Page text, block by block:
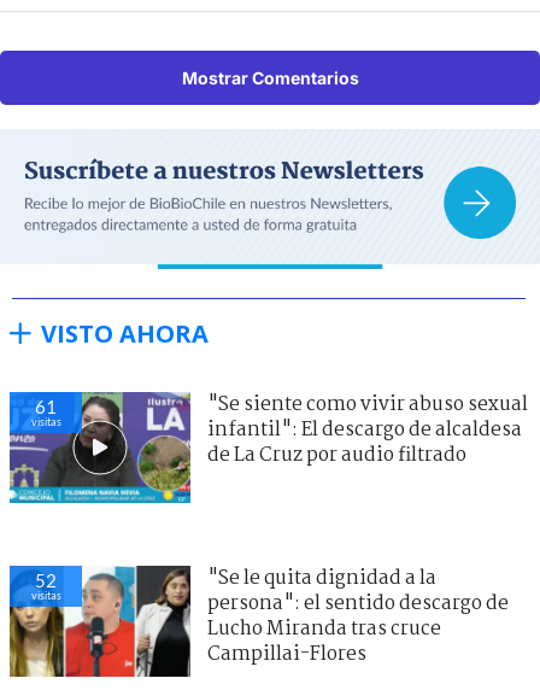
Mostrar Comentarios
VISTO AHORA
61
visitas
"Se siente como vivir abuso sexual
infantil": El descargo de alcaldesa
de La Cruz por audio filtrado
52
visitas
"Se le quita dignidad a la
persona": el sentido descargo de
Lucho Miranda tras cruce
Campillai-Flores